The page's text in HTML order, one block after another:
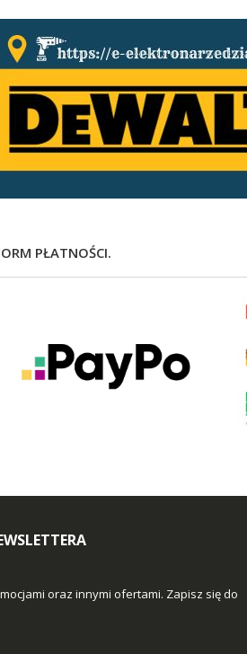
PŁATNOŚCI.
oraz innymi ofertami. Zapisz się do